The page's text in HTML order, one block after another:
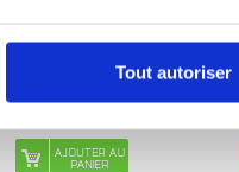
Tout autoriser